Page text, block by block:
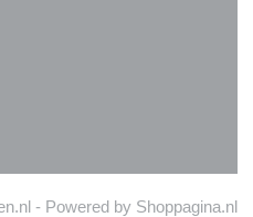
- Powered by Shoppagina.nl